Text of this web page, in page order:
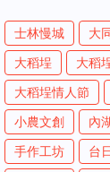
士林慢城 大
大稻埕
大稻
大稻埕情人節
小農文創
內
手作工坊
台